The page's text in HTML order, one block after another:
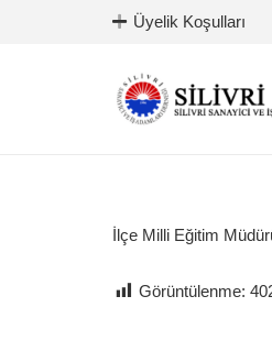
Üyelik Koşulları
İlçe Milli Eğitim
Görüntülenme: